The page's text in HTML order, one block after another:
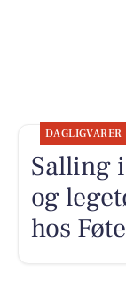
DAGLIGVARER
Salling
og
hos